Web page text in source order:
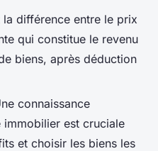
la différence entre le prix
qui constitue le revenu
biens, après déduction
connaissance
est cruciale
et choisir les biens les